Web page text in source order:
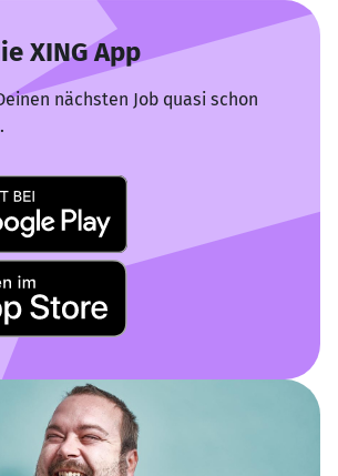
XING App
nächsten Job quasi schon